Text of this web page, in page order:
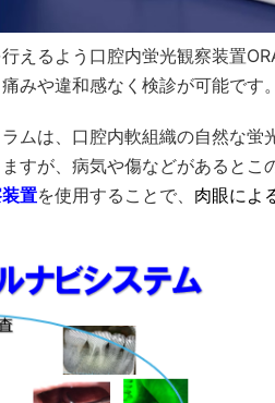
えるよう口腔内蛍光観察装置
みや違和感なく検診が可能です。
ムは、口腔内軟組織の自然な蛍
すが、病気や傷などがあるとこ
置を使用することで、 肉眼によ